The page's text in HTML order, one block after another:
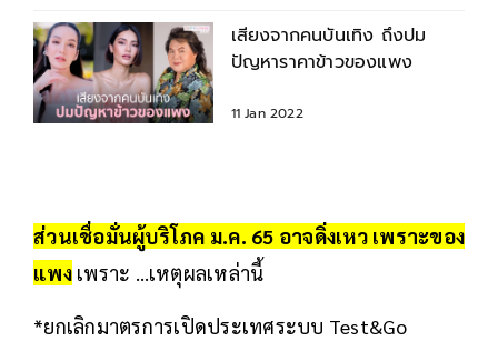
เสียงจากคนบันเทิง ถึงปม
ปัญหาราคาข้าวของแพง
11 Jan 2022
ส่วนเชื่อมั่นผู้บริโภค ม.ค. 65 อาจดิ่งเหว เพราะของ
แพงเพราะ …เหตุผลเหล่านี้
*ยกเลิกมาตรการเปิดประเทศระบบ Test&Go